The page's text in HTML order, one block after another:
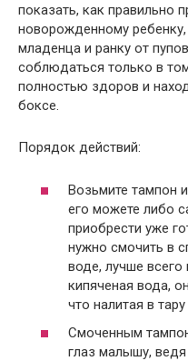
показать, как правильно
новорожденному
младенца и ранку от
соблюдаться только в
полностью здоров и
боксе.
Порядок действий:
Возьмите тампон
его можете либо
приобрести уже
нужно смочить в
воде, лучше
кипяченая вода,
что налитая в тару
Смоченным
глаз малышу,